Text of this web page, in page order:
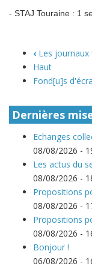
- STAJ Touraine : 1
‹ Les journaux
Haut
Fond[u]s
Dernières
Echanges
08/08/2026 -
Les actus du
08/08/2026 -
Propositions
08/08/2026 -
Propositions
08/08/2026 -
Bonjour !
06/08/2026 -